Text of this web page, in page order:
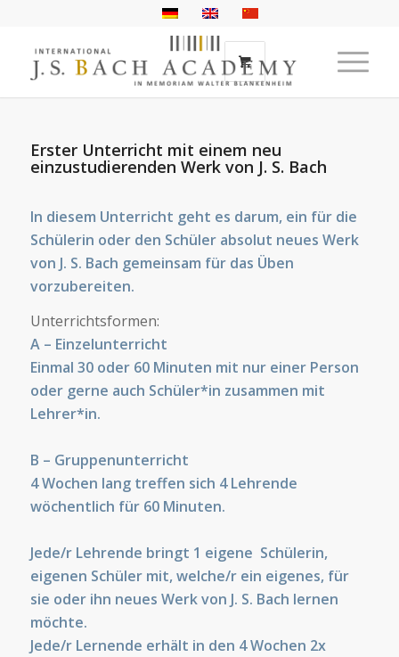
Erster Unterricht mit einem neu
einzustudierenden Werk von J. S. Bach
In diesem Unterricht geht es darum, ein für die
Schülerin oder den Schüler absolut neues Werk
von J. S. Bach gemeinsam für das Üben
vorzubereiten.
Unterrichtsformen:
A – Einzelunterricht
Einmal 30 oder 60 Minuten mit nur einer Person
oder gerne auch Schüler*in zusammen mit
Lehrer*in.
B – Gruppenunterricht
4 Wochen lang treffen sich 4 Lehrende
wöchentlich für 60 Minuten.
Jede/r Lehrende bringt 1 eigene Schülerin,
eigenen Schüler mit, welche/r ein eigenes, für
sie oder ihn neues Werk von J. S. Bach lernen
möchte.
Jede/r Lernende erhält in den 4 Wochen 2x